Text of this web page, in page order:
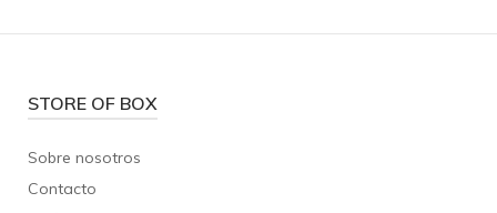
STORE OF BOX
Sobre nosotros
Contacto